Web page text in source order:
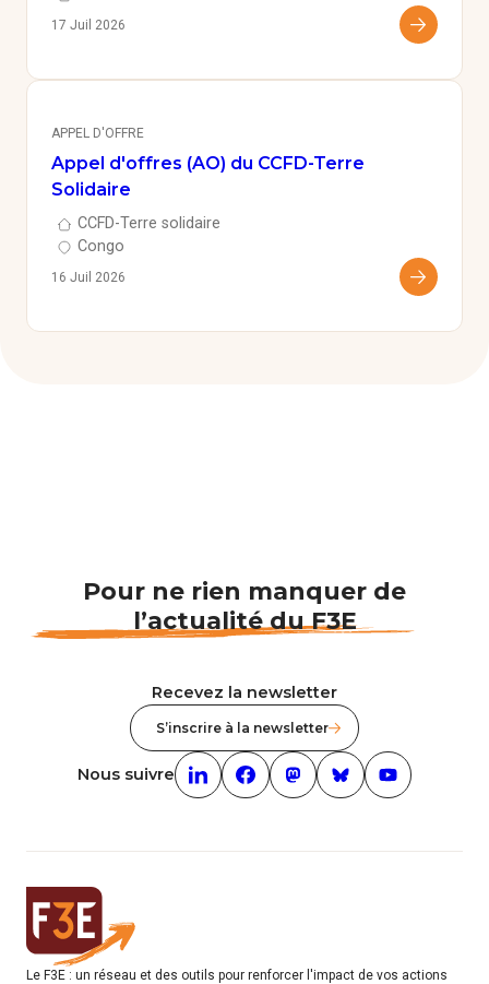
17 Juil 2026
APPEL D'OFFRE
Appel d'offres (AO) du CCFD-Terre
Solidaire
CCFD-Terre solidaire
Congo
16 Juil 2026
Pour ne rien manquer de
l’actualité du F3E
Recevez la newsletter
S’inscrire à la newsletter
Nous suivre Linkedin (nouvelle fenêtre)
Facebook (nouvelle fenêtre)
mastodon (nouvelle
Bluesky (nouvelle
Youtube
Le F3E : un réseau et des outils pour renforcer l'impact de vos actions